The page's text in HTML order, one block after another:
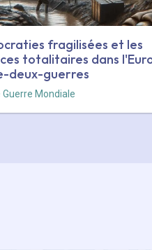
fragilisées et les
totalitaires dans
deux-guerres
Guerre Mondiale